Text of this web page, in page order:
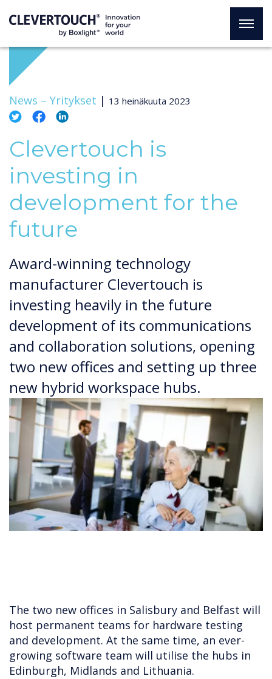
News – Yritykset | 13 heinäkuuta 2023
Clevertouch is
investing in
development for the
future
Award-winning technology
manufacturer Clevertouch is
investing heavily in the future
development of its communications
and collaboration solutions, opening
two new offices and setting up three
new hybrid workspace hubs.
The two new offices in Salisbury and Belfast will
host permanent teams for hardware testing
and development. At the same time, an ever-
growing software team will utilise the hubs in
Edinburgh, Midlands and Lithuania.